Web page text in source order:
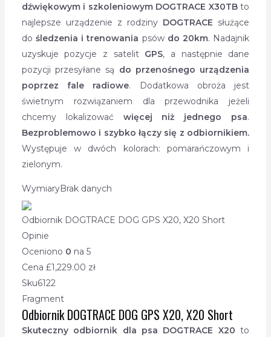
dźwiękowym i szkoleniowym DOGTRACE X30TBto
najlepsze urządzenie z rodziny DOGTRACE służące
do śledzenia i trenowania psów do 20km. Nadajnik
uzyskuje pozycje z satelit GPS, a następnie dane
pozycji przesyłane są do przenośnego urządzenia
poprzez fale radiowe. Dodatkowa obroża jest
świetnym rozwiązaniem dla przewodnika jeżeli
chcemy lokalizować więcej niż jednego psa.
Bezproblemowo i szybko łączy się z odbiornikiem.
Występuje w dwóch kolorach: pomarańczowym i
zielonym.
WymiaryBrak danych
Odbiornik DOGTRACE DOG GPS X20, X20 Short
Opinie
Oceniono 0 na 5
Cena £1,229.00 zł
Sku6122
Fragment
Odbiornik DOGTRACE DOG GPS X20, X20 Short
Skuteczny odbiornik dla psa DOGTRACE X20to